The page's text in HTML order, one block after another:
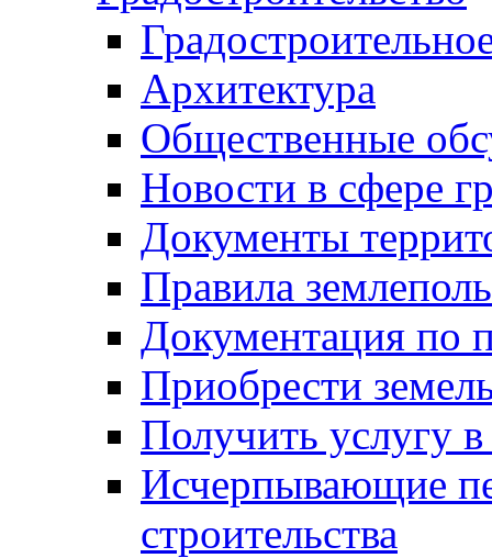
Архитектура
Общественные
Новости в сфере
Документы
Правила
Документация по
Приобрести
Получить услугу в
Исчерпывающие
строительства